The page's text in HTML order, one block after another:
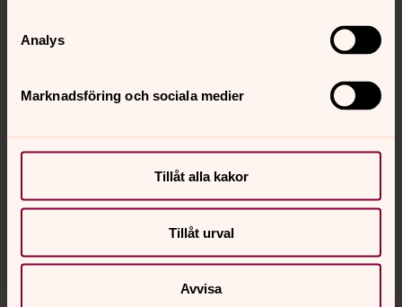
Analys
Marknadsföring och sociala medier
Tillåt alla kakor
Tillåt urval
Avvisa
Kalender
Hitta snabbt